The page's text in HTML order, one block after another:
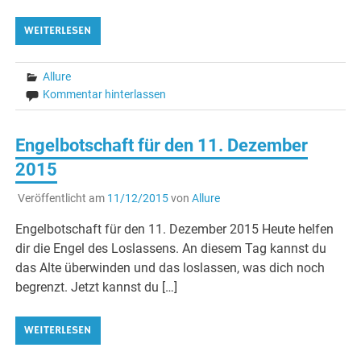
WEITERLESEN
Allure
Kommentar hinterlassen
Engelbotschaft für den 11. Dezember
2015
Veröffentlicht am 11/12/2015von Allure
Engelbotschaft für den 11. Dezember 2015 Heute helfen
dir die Engel des Loslassens. An diesem Tag kannst du
das Alte überwinden und das loslassen, was dich noch
begrenzt. Jetzt kannst du […]
WEITERLESEN